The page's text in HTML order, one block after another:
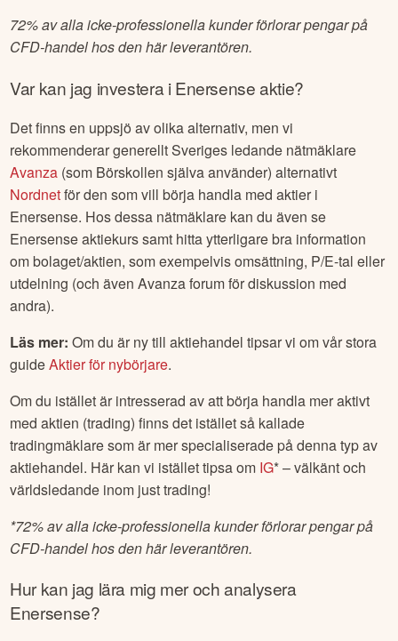
72% av alla icke-professionella kunder förlorar pengar på
CFD-handel hos den här leverantören.
Var kan jag investera iEnersenseaktie?
Det finns en uppsjö av olika alternativ, men vi
rekommenderar generellt Sveriges ledande nätmäklare
Avanza (som Börskollen själva använder) alternativt
Nordnetför den som vill börja handla med aktier i
Enersense. Hos dessa nätmäklare kan du även se
Enersenseaktiekurs samt hitta ytterligare bra information
om bolaget/aktien, som exempelvis omsättning, P/E-tal eller
utdelning (och även Avanza forum för diskussion med
andra).
Läs mer: Om du är ny till aktiehandel tipsar vi om vår stora
guideAktier för nybörjare.
Om du istället är intresserad av att börja handla mer aktivt
med aktien (trading) finns det istället så kallade
tradingmäklare som är mer specialiserade på denna typ av
aktiehandel. Här kan vi istället tipsa om IG* – välkänt och
världsledande inom just trading!
*72% av alla icke-professionella kunder förlorar pengar på
CFD-handel hos den här leverantören.
Hur kan jag lära mig mer och analysera
Enersense?